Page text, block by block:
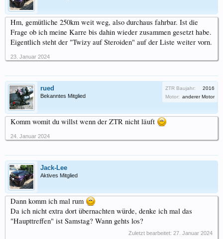
Hm, gemütliche 250km weit weg, also durchaus fahrbar. Ist die
Frage ob ich meine Karre bis dahin wieder zusammen gesetzt habe.
Eigentlich steht der "Twizy auf Steroiden" auf der Liste weiter vorn.
23. Januar 2024
rued
Bekanntes Mitglied
ZTR Baujahr:
2016
Motor: anderer Motor
Komm womit du willst wenn der ZTR nicht läuft
24. Januar 2024
Jack-Lee
Aktives Mitglied
Dann komm ich mal rum
Da ich nicht extra dort übernachten würde, denke ich mal das
"Haupttreffen" ist Samstag? Wann gehts los?
Zuletzt bearbeitet: 27. Januar 2024